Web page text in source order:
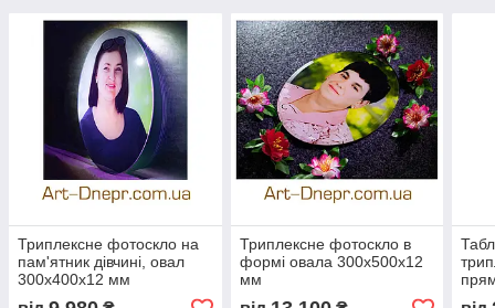
Триплексне фотоскло на
пам'ятник дівчині, овал
300х400х12 мм
Триплексне фотоскло в
формі овала 300х500х12
мм
мм